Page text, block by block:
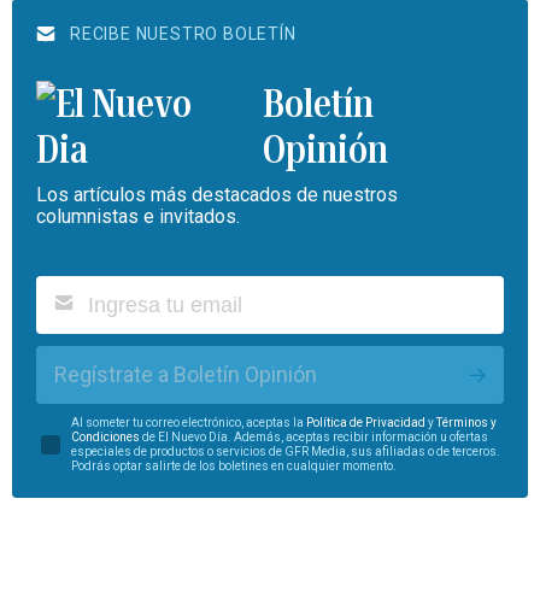
RECIBE NUESTRO BOLETÍN
Boletín
Opinión
Los artículos más destacados de nuestros
columnistas e invitados.
Regístrate a Boletín Opinión
Al someter tu correo electrónico, aceptas la Política de Privacidad y
Términos y
Condiciones de El Nuevo Día. Además, aceptas recibir información u ofertas
especiales de productos o servicios de GFR Media, sus afiliadas o de terceros.
Podrás optar salirte de los boletines en cualquier momento.